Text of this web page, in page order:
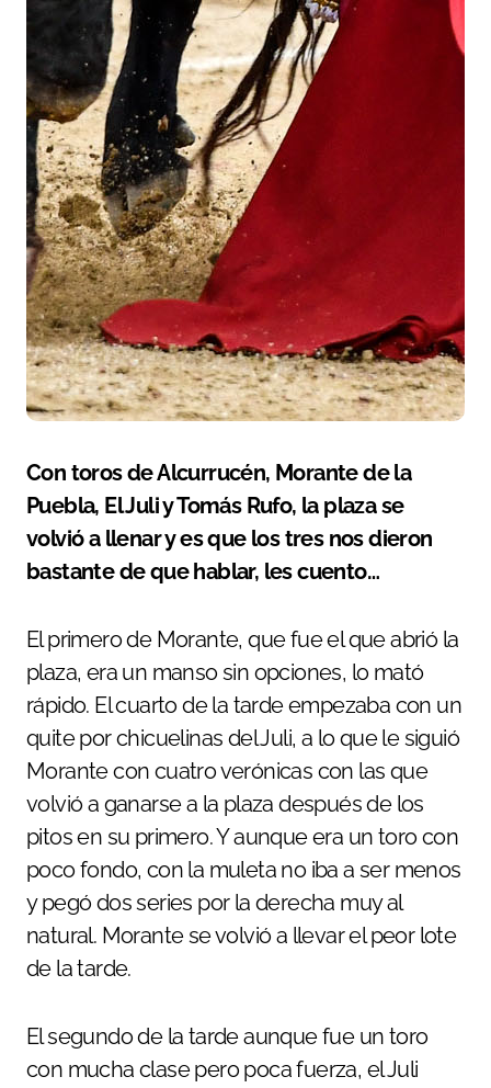
Con toros de Alcurrucén, Morante de la
Puebla, El Juli y Tomás Rufo, la plaza se
volvió a llenar y es que los tres nos dieron
bastante de que hablar, les cuento…
El primero de Morante, que fue el que abrió la
plaza, era un manso sin opciones, lo mató
rápido. El cuarto de la tarde empezaba con un
quite por chicuelinas del Juli, a lo que le siguió
Morante con cuatro verónicas con las que
volvió a ganarse a la plaza después de los
pitos en su primero. Y aunque era un toro con
poco fondo, con la muleta no iba a ser menos
y pegó dos series por la derecha muy al
natural. Morante se volvió a llevar el peor lote
de la tarde.
El segundo de la tarde aunque fue un toro
con mucha clase pero poca fuerza, el Juli